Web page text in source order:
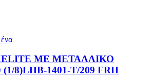
ΜΕ ΜΕΤΑΛΛΙΚΟ
8)LHB-1401-T/209 FRH